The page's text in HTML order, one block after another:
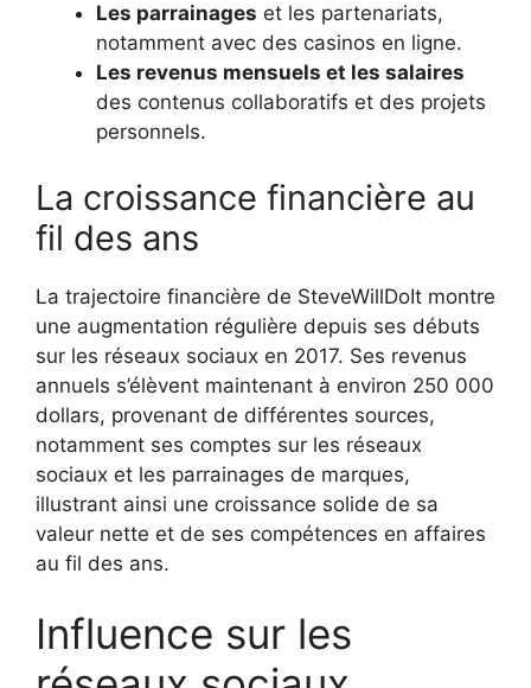
Les parrainages et les partenariats,
notamment avec des casinos en ligne.
Les revenus mensuels et les salaires
des contenus collaboratifs et des projets
personnels.
La croissance financière au
fil des ans
La trajectoire financière de SteveWillDoIt montre
une augmentation régulière depuis ses débuts
sur les réseaux sociaux en 2017. Ses revenus
annuels s’élèvent maintenant à environ 250 000
dollars, provenant de différentes sources,
notamment ses comptes sur les réseaux
sociaux et les parrainages de marques,
illustrant ainsi une croissance solide de sa
valeur nette et de ses compétences en affaires
au fil des ans.
Influence sur les